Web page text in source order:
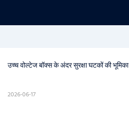
उच्च वोल्टेज बॉक्स के अंदर सुरक्षा घटकों की भूमिका
2026-06-17